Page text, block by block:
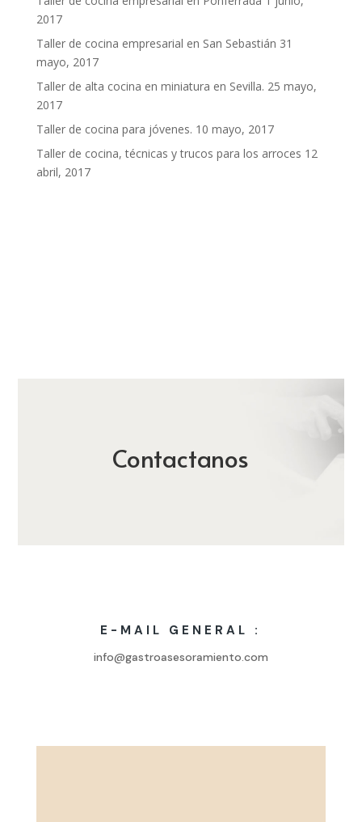
2017
Taller de cocina empresarial en San Sebastián 31
mayo, 2017
Taller de alta cocina en miniatura en Sevilla. 25 mayo,
2017
Taller de cocina para jóvenes. 10 mayo, 2017
Taller de cocina, técnicas y trucos para los arroces 12
abril, 2017
Contactanos
E-MAIL GENERAL :
info@gastroasesoramiento.com